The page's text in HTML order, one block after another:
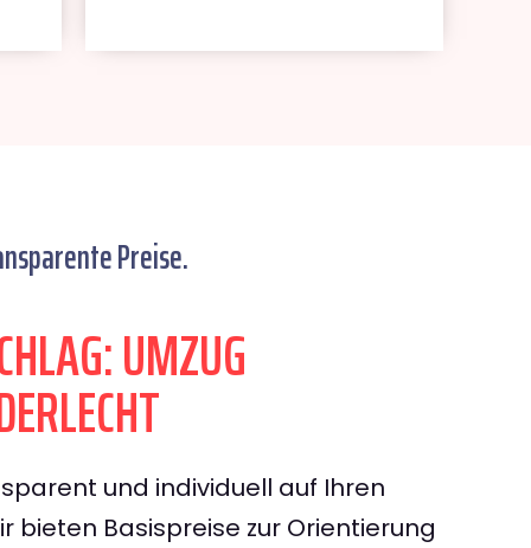
Preise.
UMZUG
und individuell auf Ihren
bieten Basispreise zur Orientierung